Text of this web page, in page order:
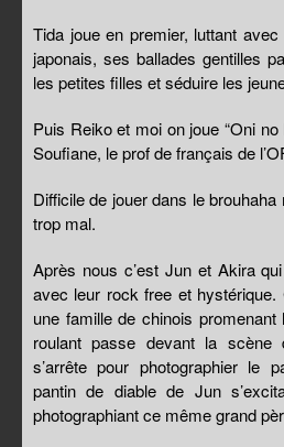
Tida joue en premier, luttant
japonais, ses ballades gentilles
les petites filles et séduire les
Puis Reiko et moi on joue “Oni
Soufiane, le prof de français de
Difficile de jouer dans le
trop mal.
Après nous c’est Jun et Akira
avec leur rock free et
une famille de chinois
roulant passe devant la
s’arrête pour photographier le
pantin de diable de Jun
photographiant ce même grand